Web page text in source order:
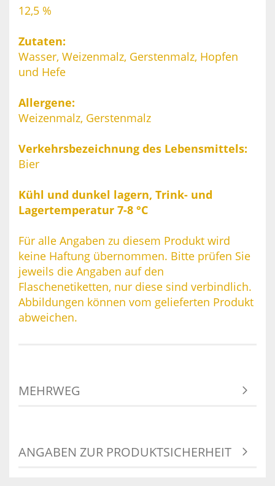
12,5 %
Zutaten:
Wasser, Weizenmalz, Gerstenmalz, Hopfen
und Hefe
Allergene:
Weizenmalz, Gerstenmalz
Verkehrsbezeichnung des Lebensmittels:
Bier
Kühl und dunkel lagern, Trink- und
Lagertemperatur 7-8 °C
Für alle Angaben zu diesem Produkt wird
keine Haftung übernommen. Bitte prüfen Sie
jeweils die Angaben auf den
Flaschenetiketten, nur diese sind verbindlich.
Abbildungen können vom gelieferten Produkt
abweichen.
MEHRWEG
ANGABEN ZUR PRODUKTSICHERHEIT